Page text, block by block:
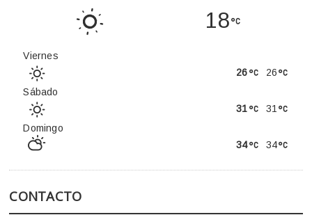
18
Viernes
26
26
Sábado
31
31
Domingo
34
34
CONTACTO